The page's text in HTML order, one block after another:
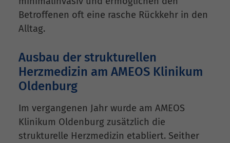
Betroffenen oft eine rasche Rückkehr in den
Alltag.
Ausbau der strukturellen
Herzmedizin am AMEOS Klinikum
Oldenburg
Im vergangenen Jahr wurde am AMEOS
Klinikum Oldenburg zusätzlich die
strukturelle Herzmedizin etabliert. Seither